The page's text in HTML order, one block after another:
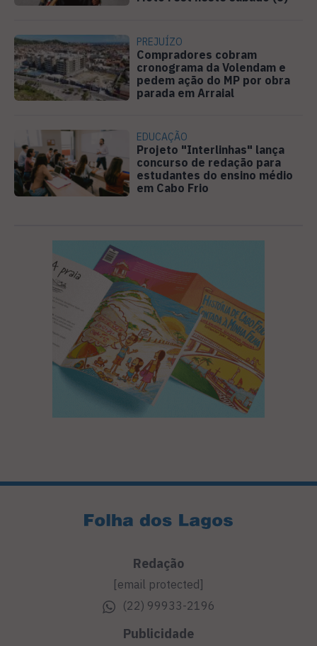
PREJUÍZO
Compradores cobram
cronograma da Volendam e
pedem ação do MP por obra
parada em Arraial
EDUCAÇÃO
Projeto "Interlinhas" lança
concurso de redação para
estudantes do ensino médio
em Cabo Frio
Redação
[email protected]
(22) 99933-2196
Publicidade